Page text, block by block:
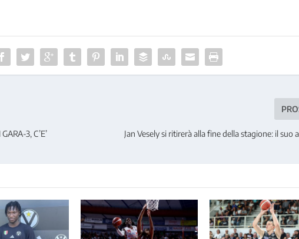
3, C’E’
Jan Vesely si ritirerà alla fine della stagione: il suo